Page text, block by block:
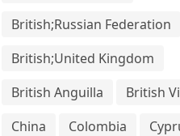
British;Russian Federation
British;United Kingdom
British Anguilla
British
China
Colombia